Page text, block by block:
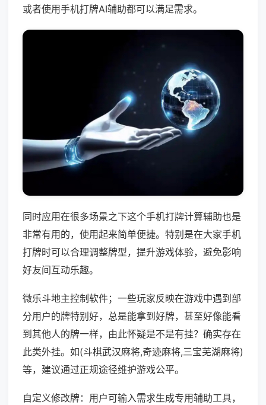
或者使用手机打牌AI辅助都可以满足需求。
同时应用在很多场景之下这个手机打牌计算辅助也是
非常有用的，使用起来简单便捷。特别是在大家手机
打牌时可以合理调整牌型，提升游戏体验，避免影响
好友间互动乐趣。
微乐斗地主控制软件；一些玩家反映在游戏中遇到部
分用户的牌特别好，总是能拿到好牌，甚至好像能看
到其他人的牌一样，由此怀疑是不是有挂？确实存在
此类外挂。如(斗棋武汉麻将,奇迹麻将,三宝芜湖麻将)
等，建议通过正规途径维护游戏公平。
自定义修改牌：用户可输入需求生成专用辅助工具，